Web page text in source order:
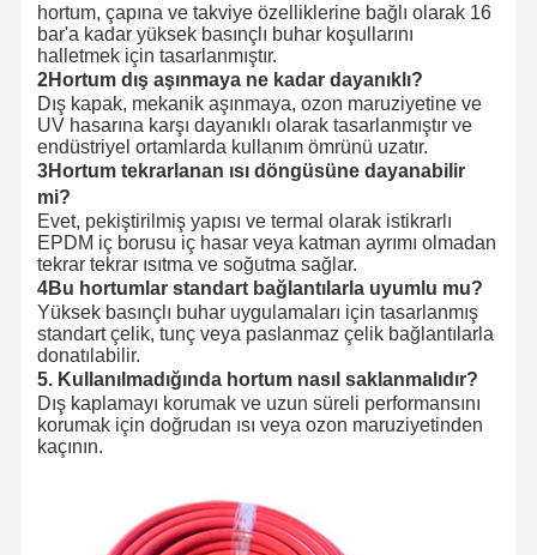
hortum, çapına ve takviye özelliklerine bağlı olarak 16
bar'a kadar yüksek basınçlı buhar koşullarını
halletmek için tasarlanmıştır.
2Hortum dış aşınmaya ne kadar dayanıklı?
Dış kapak, mekanik aşınmaya, ozon maruziyetine ve
UV hasarına karşı dayanıklı olarak tasarlanmıştır ve
endüstriyel ortamlarda kullanım ömrünü uzatır.
3Hortum tekrarlanan ısı döngüsüne dayanabilir
mi?
Evet, pekiştirilmiş yapısı ve termal olarak istikrarlı
EPDM iç borusu iç hasar veya katman ayrımı olmadan
tekrar tekrar ısıtma ve soğutma sağlar.
4Bu hortumlar standart bağlantılarla uyumlu mu?
Yüksek basınçlı buhar uygulamaları için tasarlanmış
standart çelik, tunç veya paslanmaz çelik bağlantılarla
donatılabilir.
5. Kullanılmadığında hortum nasıl saklanmalıdır?
Dış kaplamayı korumak ve uzun süreli performansını
korumak için doğrudan ısı veya ozon maruziyetinden
kaçının.